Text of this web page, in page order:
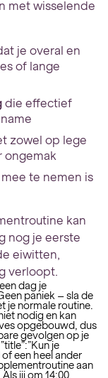
met wisselende
je overal en
of lange
die effectief
zowel op lege
ongemak
te nemen is
kan
nog je eerste
eiwitten,
verloopt.
dag je
paniek – sla de
je normale routine.
nodig en kan
opgebouwd, dus
gevolgen op je
je
een heel ander
aan
jij om 14:00